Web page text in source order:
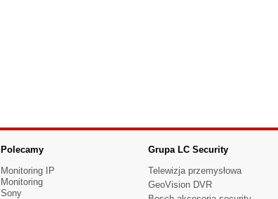
Polecamy
Monitoring IP
Monitoring
Sony
Grupa LC Security
Telewizja przemysłowa
GeoVision DVR